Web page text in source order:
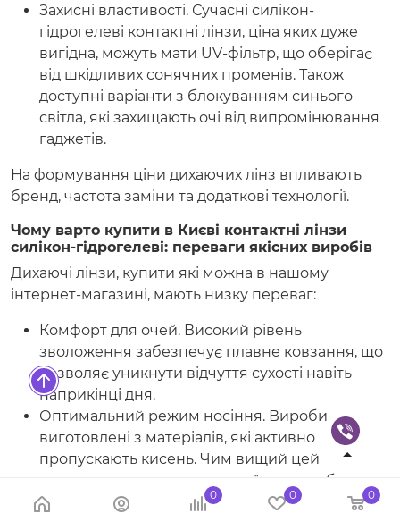
Захисні властивості. Сучасні силікон-
гідрогелеві контактні лінзи, ціна яких дуже
вигідна, можуть мати UV-фільтр, що оберігає
від шкідливих сонячних променів. Також
доступні варіанти з блокуванням синього
світла, які захищають очі від випромінювання
гаджетів.
На формування ціни дихаючих лінз впливають
бренд, частота заміни та додаткові технології.
Чому варто купити в Києві контактні лінзи
силікон-гідрогелеві: переваги якісних виробів
Дихаючі лінзи, купити які можна в нашому
інтернет-магазині, мають низку переваг:
Комфорт для очей. Високий рівень
зволоження забезпечує плавне ковзання, що
дозволяє уникнути відчуття сухості навіть
наприкінці дня.
Оптимальний режим носіння. Вироби
виготовлені з матеріалів, які активно
пропускають кисень. Чим вищий цей
показник, тим довше можна їх носити без
шкоди для здоров’я.
0 0 0